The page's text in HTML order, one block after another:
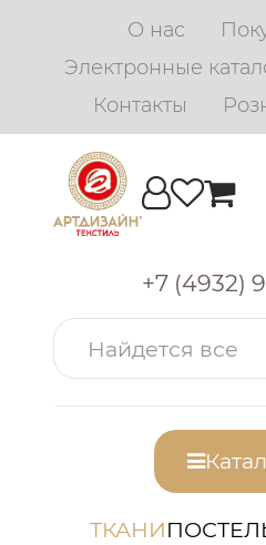
О нас
Электронные
Контакты
+7 (4932)
ТКАНИ